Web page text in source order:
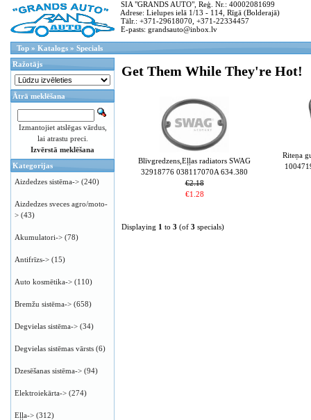
SIA "GRANDS AUTO", Reģ. Nr.: 40002081699
Adrese: Lielupes ielā 1/13 - 114, Rīgā (Bolderajā)
Tālr.: +371-29618070, +371-22334457
E-pasts: grandsauto@inbox.lv
Top » Katalogs » Specials
Get Them While They're Hot!
Blīvgredzens,Eļļas radiators SWAG
32918776 038117070A 634.380
€2.18
€1.28
Riteņa
Displaying 1 to 3 (of 3 specials)
Ražotājs
Ātrā meklēšana
Izmantojiet atslēgas vārdus,
lai atrastu preci.
Izvērstā meklēšana
Kategorijas
Aizdedzes sistēma-> (240)
Aizdedzes sveces agro/moto-
> (43)
Akumulatori-> (78)
Antifrīzs-> (15)
Auto kosmētika-> (110)
Bremžu sistēma-> (658)
Degvielas sistēma-> (34)
Degvielas sistēmas vārsts (6)
Dzesēšanas sistēma-> (94)
Elektroiekārta-> (274)
Eļļa-> (312)